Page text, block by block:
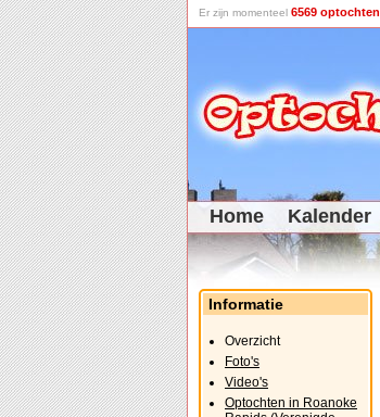
Er zijn momenteel 6569 optochten
Home Kalender
Informatie
Overzicht
Foto's
Video's
Optochten in Roanoke